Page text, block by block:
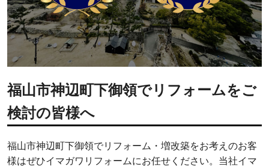
福山市神辺町下御領でリフォームをご
検討の皆様へ
福山市神辺町下御領でリフォーム・増改築をお考えのお客
様はぜひイマガワリフォームにお任せください。当社イマ